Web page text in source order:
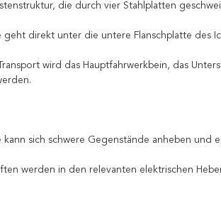
die durch vier Stahlplatten
geht direkt unter die untere Flanschplatte des
wird das Hauptfahrwerkbein, das
kann sich schwere Gegenstände anheben
werden in den relevanten elektrischen